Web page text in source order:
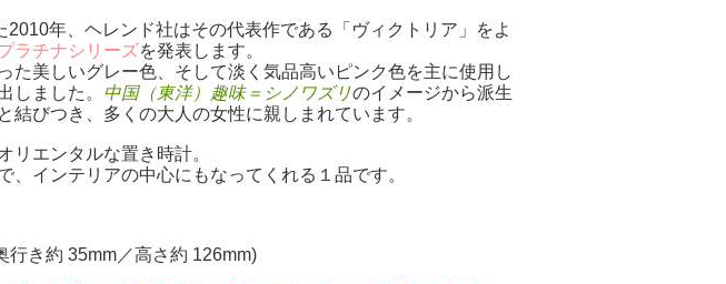
年、ヘレンド社はその代表作である「ヴィクトリア」をよ
ラチナシリーズを発表します。
た美しいグレー色、そして淡く気品高いピンク色を主に使用し
しました。 中国（東洋）趣味＝シノワズリのイメージから派生
結びつき、多くの大人の女性に親しまれています。
リエンタルな置き時計。
、インテリアの中心にもなってくれる１品です。
行き約 35mm／高さ約 126mm)